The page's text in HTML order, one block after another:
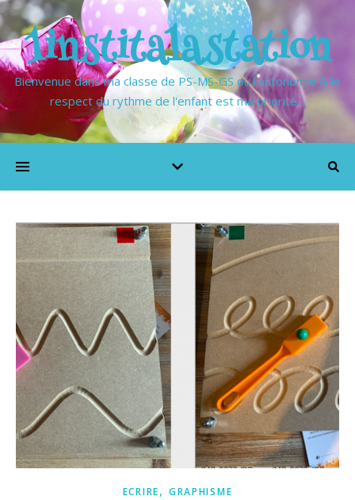
1institalastation
Bienvenue dans ma classe de PS-MS-GS où l'autonomie & le
respect du rythme de l'enfant est ma priorité…
ECRIRE, GRAPHISME